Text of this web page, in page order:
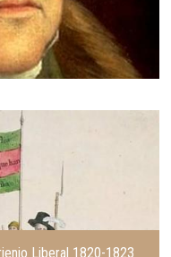
Liberal 1820-1823